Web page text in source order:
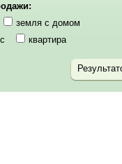
земля с домом
квартира